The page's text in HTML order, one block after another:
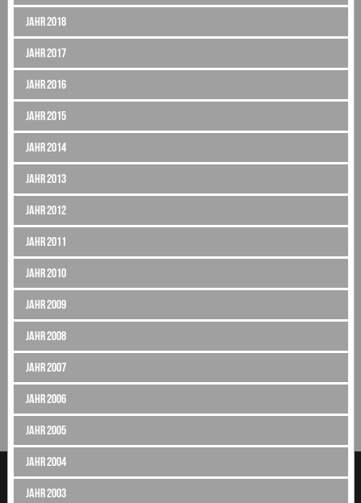
Jahr 2018
Jahr 2017
Jahr 2016
Jahr 2015
Jahr 2014
Jahr 2013
Jahr 2012
Jahr 2011
Jahr 2010
Jahr 2009
Jahr 2008
Jahr 2007
Jahr 2006
Jahr 2005
Jahr 2004
Jahr 2003